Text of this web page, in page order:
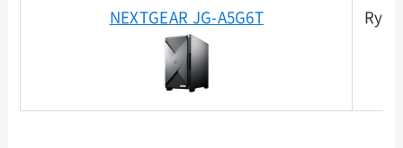
NEXTGEAR JG-A5G6T